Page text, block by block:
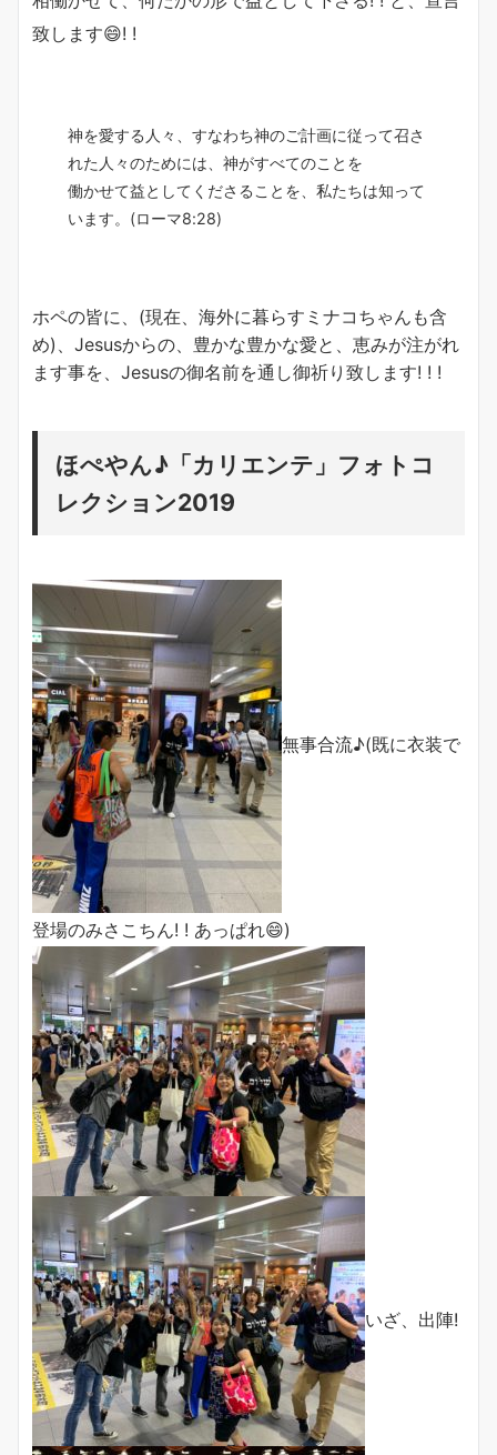
致します😄! !
神を愛する人々、すなわち神のご計画に従って召さ
れた人々のためには、神がすべてのことを
働かせて益としてくださることを、私たちは知って
います。(ローマ8:28)
ホペの皆に、(現在、海外に暮らすミナコちゃんも含
め)、Jesusからの、豊かな豊かな愛と、恵みが注がれ
ます事を、Jesusの御名前を通し御祈り致します! ! !
ほぺやん♪「カリエンテ」フォトコ
レクション2019
無事合流♪(既に衣装で
登場のみさこちん! ! あっぱれ😄)
いざ、出陣!